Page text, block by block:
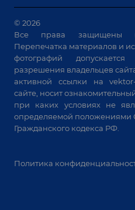
Машины контактной сварки
Универсальные зажимы
Системы аспирации
Станки лазерной резки
Решения для учебных
© 2026
Все права защищены и
Перепечатка материалов и
фотографий
разрешения владельцев
активной ссылки на
сайте, носит
при каких условиях не
определяемой положениями
Гражданского кодекса РФ.
Политика